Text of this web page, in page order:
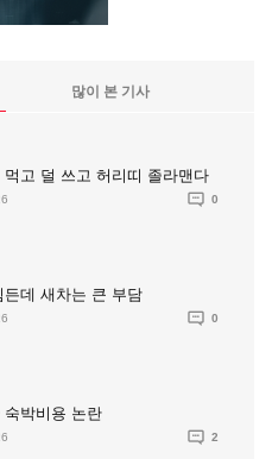
많이 본 기사
먹고 덜 쓰고 허리띠 졸라맨다
0
든데 새차는 큰 부담
0
숙박비용 논란
2